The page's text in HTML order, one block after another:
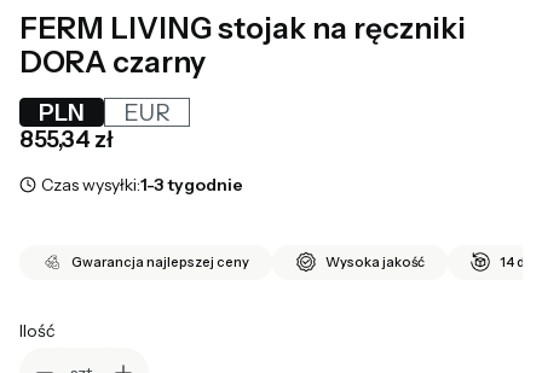
FERM LIVING stojak na ręczniki
DORA czarny
PLN
EUR
Cena
855,34 zł
Czas wysyłki:1-3 tygodnie
Gwarancja najlepszej ceny Wysoka jakość 14 dni
Ilość